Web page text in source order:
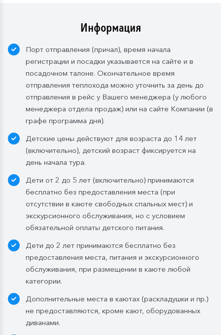
тариф предусмотрен по умолчанию.
элементами шведского стола. Включены напитки
без ограничения: вода, сок, чай, кофе. В рейсах до
4-х дней при ранней высадке в день прибытия
завтрак континентальный;
заказная система питания, выбор блюд со 2-
го дня круиза. Включены напитки без ограничения:
Ужин:
заказная система питания, выбор блюд со 2-
напиток (1 стакан, 200 мл). На выбор: вино красное /
белое / игристое (1 бокал, 125 мл) / водка (1
Бутилированная вода в каюте:
Каюты класса «Люкс» и «Полулюкс»:
ежедневное пополнение — 1 бутылка (0,5 л.) в день;
Стандартные каюты:
день посадки:
— в рейсах до 4 дней включительно: 1 бутылка (0,5
л.) при одноместном размещении, 1 бутылка (1,5 л.)
в 2- и 3-местном размещении;
— в рейсах от 5 дней до 10 дней включительно: 1
бутылка (1,5 л.);
Информация
Порт отправления (причал), время начала
регистрации и посадки указывается на сайте и в
посадочном талоне. Окончательное время
отправления теплохода можно уточнить за день до
отправления в рейс у Вашего менеджера (у любого
менеджера отдела продаж) или на сайте Компании (в
графе программа дня).
Детские цены действуют для возраста до 14 лет
(включительно), детский возраст фиксируется на
день начала тура.
Дети от 2 до 5 лет (включительно) принимаются
бесплатно без предоставления места (при
отсутствии в каюте свободных спальных мест) и
экскурсионного обслуживания, но с условием
обязательной оплаты детского питания.
Дети до 2 лет принимаются бесплатно без
предоставления места, питания и экскурсионного
обслуживания, при размещении в каюте любой
категории.
Дополнительные места в каютах (раскладушки и пр.)
не предоставляются, кроме кают, оборудованных
диванами.